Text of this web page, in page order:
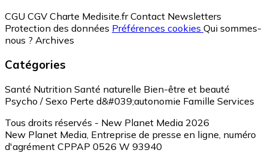
CGU CGV Charte Medisite.fr Contact Newsletters
Protection des données Préférences cookies Qui sommes-
nous ? Archives
Catégories
Santé Nutrition Santé naturelle Bien-être et beauté
Psycho / Sexo Perte d&#039;autonomie Famille Services
Tous droits réservés - New Planet Media 2026
New Planet Media, Entreprise de presse en ligne, numéro
d'agrément CPPAP 0526 W 93940